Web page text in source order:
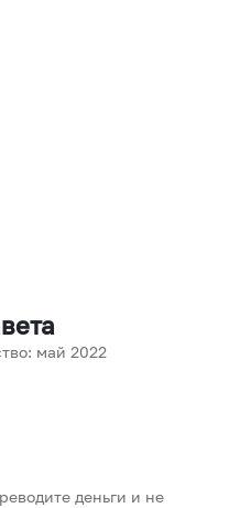
май 2022
деньги и не